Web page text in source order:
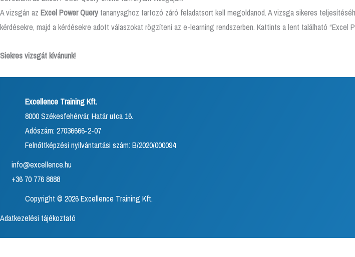
A vizsgán az Excel Power Query tananyaghoz tartozó záró feladatsort kell megoldanod. A vizsga sikeres
kérdésekre, majd a kérdésekre adott válaszokat rögzíteni az e-learning rendszerben. Kattints a lent található
Siekres vizsgát kívánunk!
Excellence Training Kft.
8000 Székesfehérvár, Határ utca 16.
Adószám: 27036666-2-07
Felnőttképzési nyilvántartási szám: B/2020/000094
info@excellence.hu
+36 70 776 8888
Copyright © 2026 Excellence Training Kft.
Adatkezelési tájékoztató